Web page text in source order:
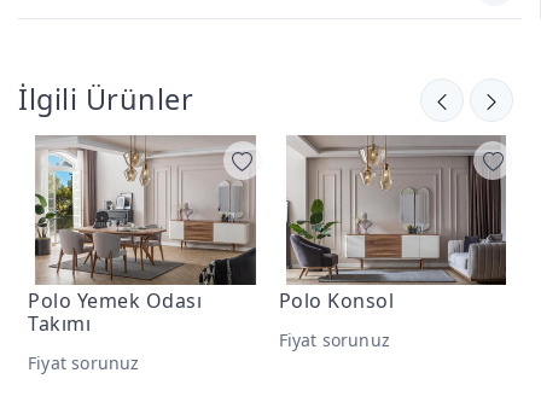
İlgili Ürünler
Polo Yemek Odası
Takımı
Fiyat sorunuz
Polo Konsol
Fiyat sorunuz